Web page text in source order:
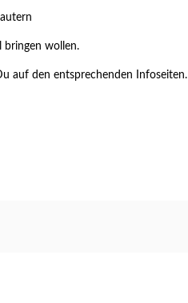
bringen wollen.
auf den entsprechenden Infoseiten.